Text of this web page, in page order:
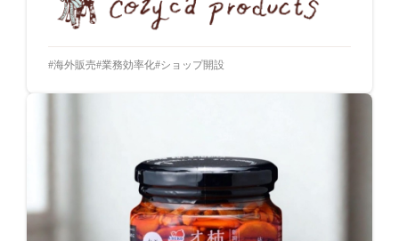
海外販売 業務効率化 ショップ開設